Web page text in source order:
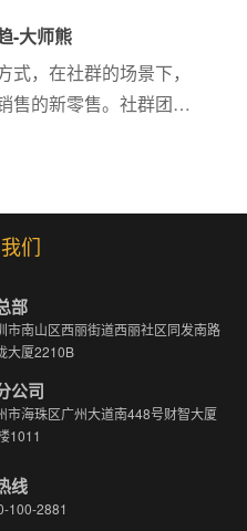
为你解答。
-大师熊
，在社群的场景下，
售的新零售。社群团购
们
部
市南山区西丽街道西丽社区同发南路
大厦2210B
公司
市海珠区广州大道南448号财智大厦
1011
线
100-2881